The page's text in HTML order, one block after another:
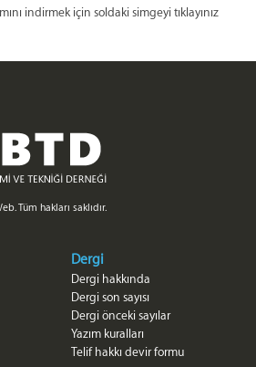
indirmek için soldaki simgeyi tıklayınız
Tüm hakları saklıdır.
Dergi
Dergi hakkında
Dergi son sayısı
Dergi önceki sayılar
Yazım kuralları
Telif hakkı devir formu